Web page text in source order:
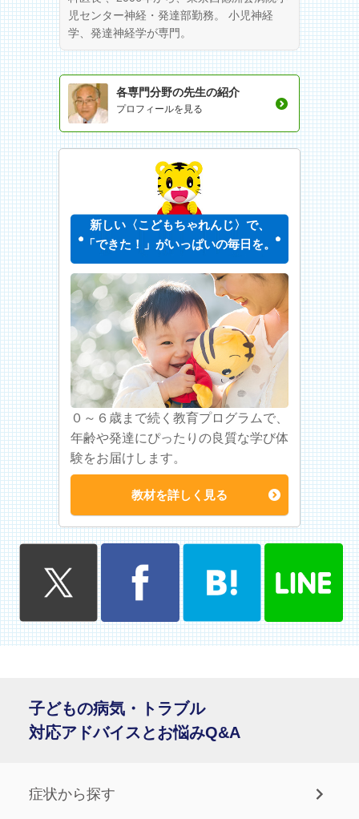
児センター神経・発達部勤務。 小児神経
学、発達神経学が専門。
各専門分野の先生の紹介
プロフィールを見る
新しい〈こどもちゃれんじ〉で、
「できた！」がいっぱいの毎日を。
０～６歳まで続く教育プログラムで、
年齢や発達にぴったりの良質な学び体
験をお届けします。
教材を詳しく見る
子どもの病気・トラブル
対応アドバイスとお悩みQ&A
症状から探す